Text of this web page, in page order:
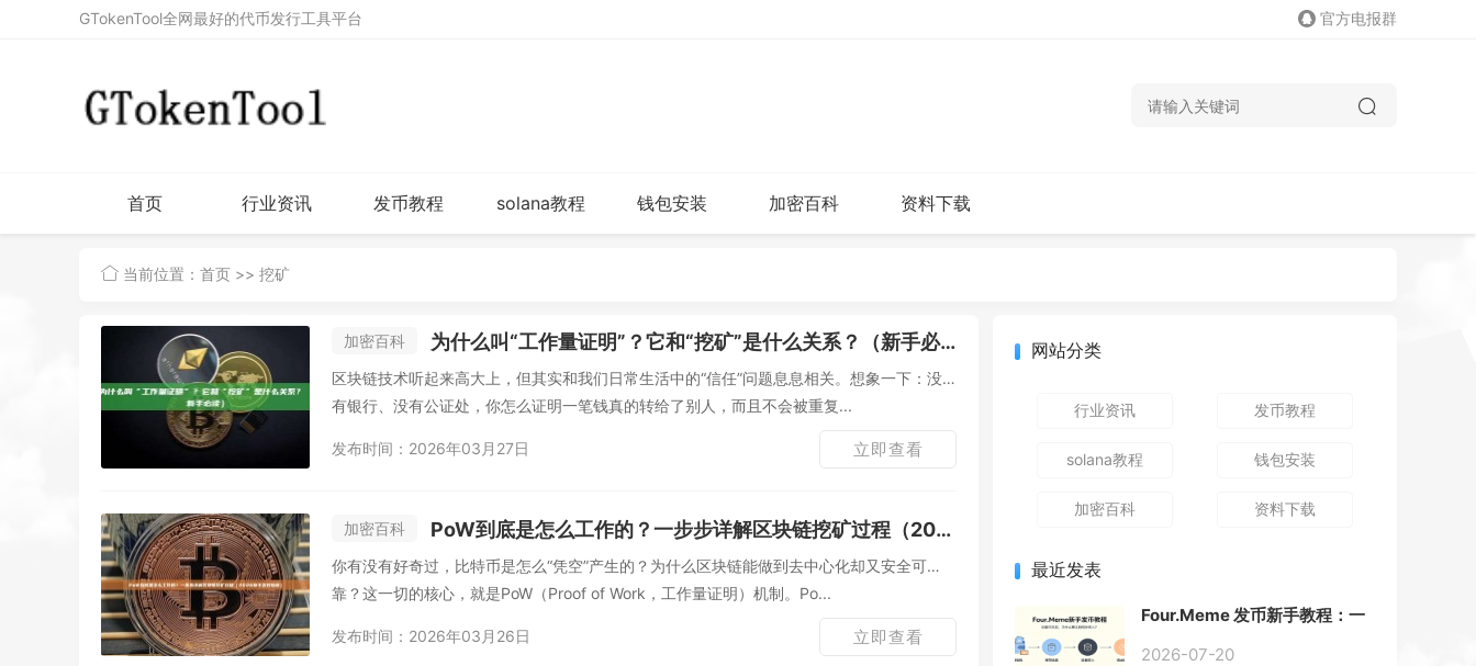
GTokenTool全网最好的代币发行工具平台 官方电报群
首页 行业资讯 发币教程 solana教程 钱包安装 加密百科 资料下载
当前位置： 首页 >> 挖矿
加密百科 为什么叫“工作量证明”？它和“挖矿”是什么关系？（新手必读）
区块链技术听起来高大上，但其实和我们日常生活中的“信任”问题息息相关。想象一下：没
有银行、没有公证处，你怎么证明一笔钱真的转给了别人，而且不会被重复...
发布时间：2026年03月27日 立即查看
加密百科 PoW到底是怎么工作的？一步步详解区块链挖矿过程（2026新手友好指南）
你有没有好奇过，比特币是怎么“凭空”产生的？为什么区块链能做到去中心化却又安全可
靠？这一切的核心，就是PoW（Proof of Work，工作量证明）机制。Po...
发布时间：2026年03月26日 立即查看
网站分类
行业资讯 发币教程
solana教程 钱包安装
加密百科 资料下载
最近发表
Four.Meme 发币新手教程：一
动踩坑
2026-07-20